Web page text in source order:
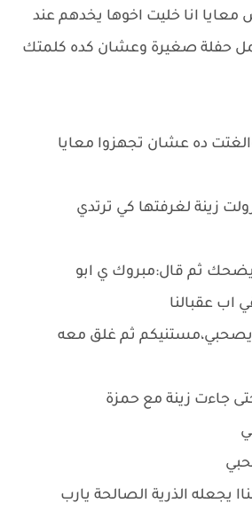
انا خليت اخوها يخدهم عند
حفلة صغيرة وعشان كده كلمتك
ده عشان تجهزوا معايا
زينة لغرفتها كي ترتدي
ثم قال:مبروك ي ابو
اب عقبالنا
ثم غلق معه
جاءت زينة مع حمزة
يجعله الذرية الصالحة يارب